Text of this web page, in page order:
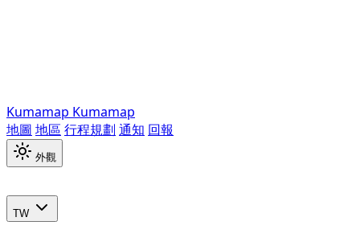
Kumamap Kumamap
地圖 地區 行程規劃 通知 回報
外觀
TW